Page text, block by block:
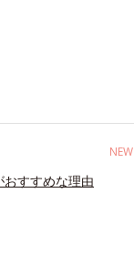
NEW
すすめな理由